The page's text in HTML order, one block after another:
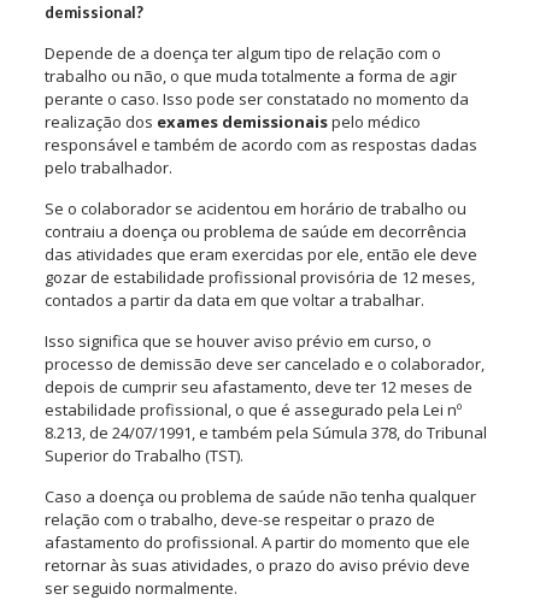
demissional?
Depende de a doença ter algum tipo de relação com o
trabalho ou não, o que muda totalmente a forma de agir
perante o caso. Isso pode ser constatado no momento da
realização dos exames demissionaispelo médico
responsável e também de acordo com as respostas dadas
pelo trabalhador.
Se o colaborador se acidentou em horário de trabalho ou
contraiu a doença ou problema de saúde em decorrência
das atividades que eram exercidas por ele, então ele deve
gozar de estabilidade profissional provisória de 12 meses,
contados a partir da data em que voltar a trabalhar.
Isso significa que se houver aviso prévio em curso, o
processo de demissão deve ser cancelado e o colaborador,
depois de cumprir seu afastamento, deve ter 12 meses de
estabilidade profissional, o que é assegurado pela Lei nº
8.213, de 24/07/1991, e também pela Súmula 378, do Tribunal
Superior do Trabalho (TST).
Caso a doença ou problema de saúde não tenha qualquer
relação com o trabalho, deve-se respeitar o prazo de
afastamento do profissional. A partir do momento que ele
retornar às suas atividades, o prazo do aviso prévio deve
ser seguido normalmente.